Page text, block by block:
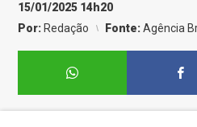
15/01/2025 14h20
Por: Redação Fonte:Agência